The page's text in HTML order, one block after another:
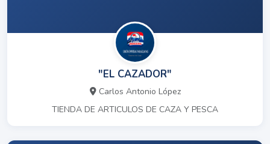
"EL CAZADOR"
Carlos Antonio López
TIENDA DE ARTICULOS DE CAZA Y PESCA